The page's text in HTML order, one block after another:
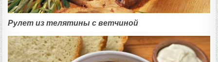
Рулет из телятины с ветчиной